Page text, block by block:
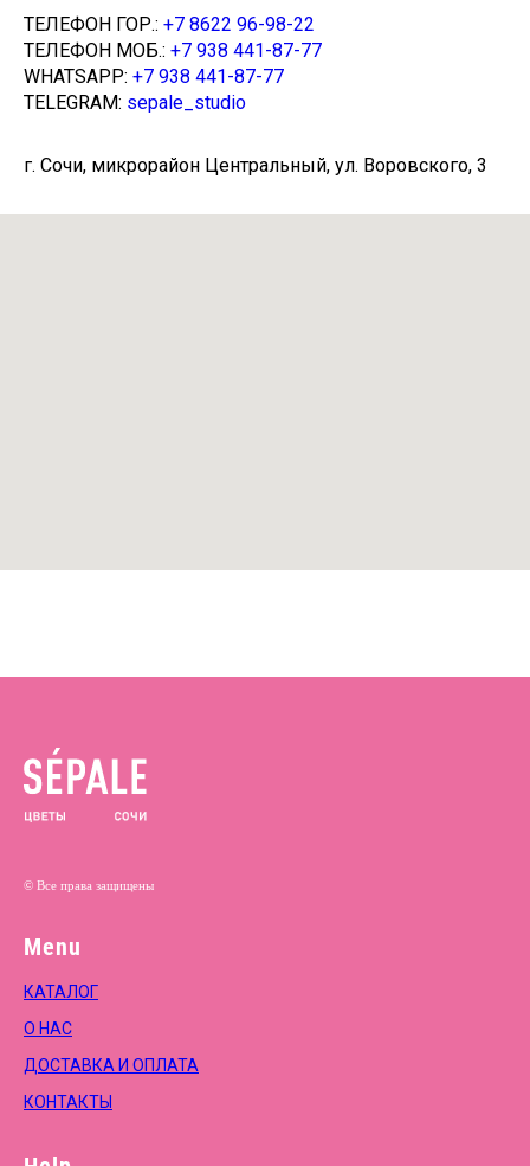
ТЕЛЕФОН ГОР.: +7 8622 96-98-22
ТЕЛЕФОН МОБ.: +7 938 441-87-77
WHATSAPP: +7 938 441-87-77
TELEGRAM: sepale_studio
г. Сочи, микрорайон Центральный, ул. Воровского, 3
© Все права защищены
Menu
КАТАЛОГ
О НАС
ДОСТАВКА И ОПЛАТА
КОНТАКТЫ